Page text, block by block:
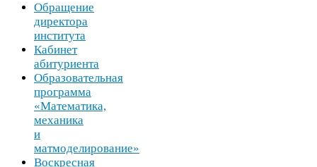
Обращение
директора
института
Кабинет
абитуриента
Образовательная
программа
«Математика,
механика
и
матмоделирование»
Воскресная